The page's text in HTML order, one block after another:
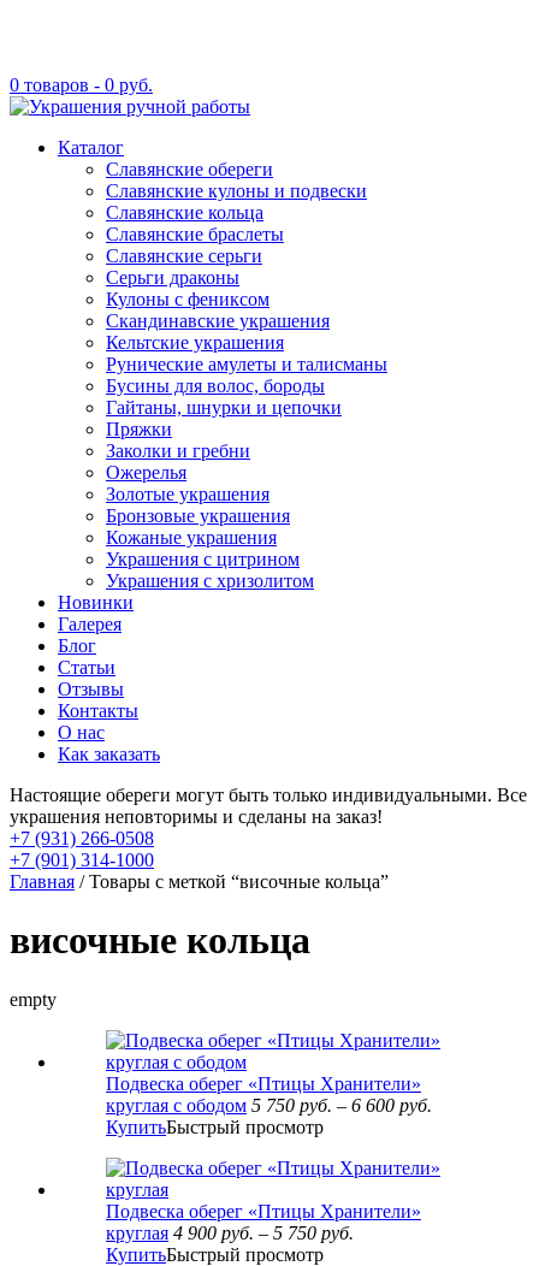
0 товаров - 0 руб.
Каталог
Славянские обереги
Славянские кулоны и подвески
Славянские кольца
Славянские браслеты
Славянские серьги
Серьги драконы
Кулоны с фениксом
Скандинавские украшения
Кельтские украшения
Рунические амулеты и талисманы
Бусины для волос, бороды
Гайтаны, шнурки и цепочки
Пряжки
Заколки и гребни
Ожерелья
Золотые украшения
Бронзовые украшения
Кожаные украшения
Украшения с цитрином
Украшения с хризолитом
Новинки
Галерея
Блог
Статьи
Отзывы
Контакты
О нас
Как заказать
Настоящие обереги могут быть только индивидуальными. Все
украшения неповторимы и сделаны на заказ!
+7 (931) 266-0508
+7 (901) 314-1000
Главная / Товары с меткой “височные кольца”
височные кольца
empty
Подвеска оберег «Птицы Хранители»
круглая с ободом 5 750 руб. – 6 600 руб.
КупитьБыстрый просмотр
Подвеска оберег «Птицы Хранители»
круглая 4 900 руб. – 5 750 руб.
КупитьБыстрый просмотр